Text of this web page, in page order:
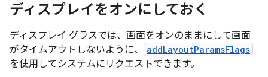
ディスプレイをオンにしておく
ディスプレイ グラスでは、画面をオンのままにして画面
がタイムアウトしないように、
addLayoutParamsFlags
を使用してシステムにリクエストできます。